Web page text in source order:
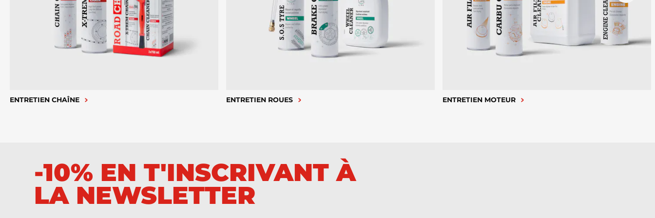
ENTRETIEN CHAÎNE ENTRETIEN ROUES ENTRETIEN MOTEUR
-10% EN T'INSCRIVANT À
LA NEWSLETTER